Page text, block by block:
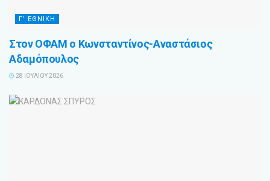
Γ’ ΕΘΝΙΚΗ
Στον ΟΦΑΜ ο Κωνσταντίνος-Αναστάσιος
Αδαμόπουλος
28 ΙΟΥΛΊΟΥ 2026